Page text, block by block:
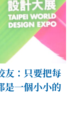
友：只要把每
是一個小小的